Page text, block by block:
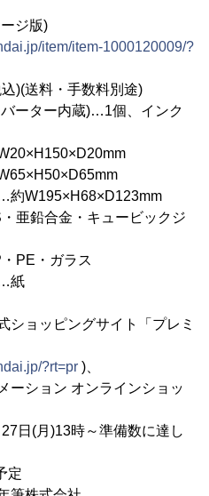
版)
item/item-1000120009/?
送料・手数料別途)
ーター内蔵)…1個、インク
亜鉛合金・キュービックジ
ガラス
ショッピングサイト「プレミ
?rt=pr )、
オンラインショッ
日(月)13時～準備数に達し
定